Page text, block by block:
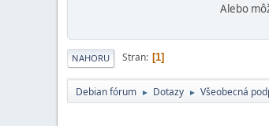
Alebo
NAHORU Stran 1
Debian fórum ► Dotazy ► Všeobecná